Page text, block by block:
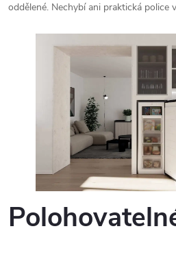
oddělené. Nechybí ani praktická police